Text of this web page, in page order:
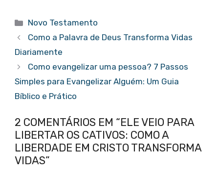
Categorias
Novo Testamento
Como a Palavra de Deus Transforma Vidas
Diariamente
Como evangelizar uma pessoa? 7 Passos
Simples para Evangelizar Alguém: Um Guia
Bíblico e Prático
2 COMENTÁRIOS EM “ELE VEIO PARA
LIBERTAR OS CATIVOS: COMO A
LIBERDADE EM CRISTO TRANSFORMA
VIDAS”